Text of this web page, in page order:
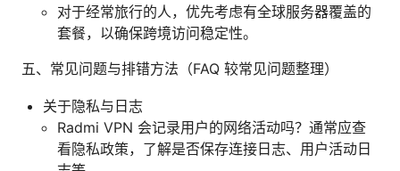
对于经常旅行的人，优先考虑有全球服务器覆盖的
套餐，以确保跨境访问稳定性。
五、常见问题与排错方法（FAQ 较常见问题整理）
关于隐私与日志
Radmi VPN 会记录用户的网络活动吗？通常应查
看隐私政策，了解是否保存连接日志、用户活动日